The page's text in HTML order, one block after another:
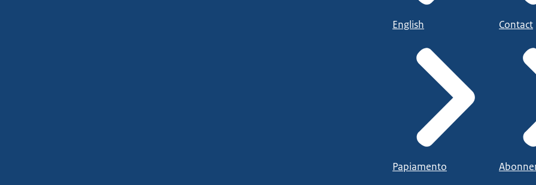
English
Papiamento
Contact